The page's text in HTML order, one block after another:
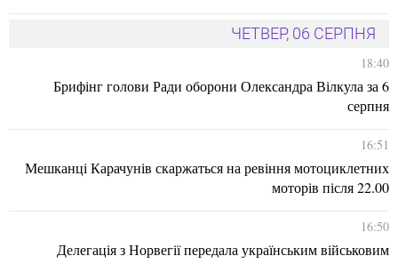
ЧЕТВЕР, 06 СЕРПНЯ
18:40
Брифінг голови Ради оборони Олександра Вілкула за 6
серпня
16:51
Мешканці Карачунів скаржаться на ревіння мотоциклетних
моторів після 22.00
16:50
Делегація з Норвегії передала українським військовим